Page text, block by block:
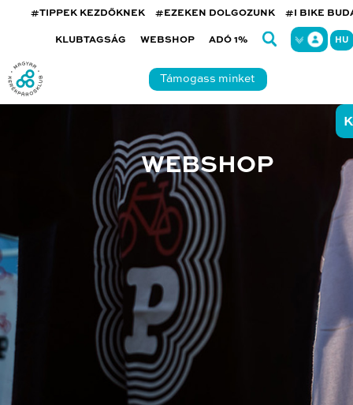
#TIPPEK KEZDŐKNEK #EZEKEN DOLGOZUNK #I BIKE
KLUBTAGSÁG WEBSHOP ADÓ 1% HU
Támogass minket
WEBSHOP